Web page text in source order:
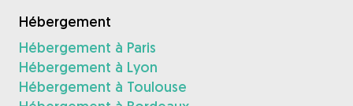
Hébergement
Hébergement à Paris
Hébergement à Lyon
Hébergement à Toulouse